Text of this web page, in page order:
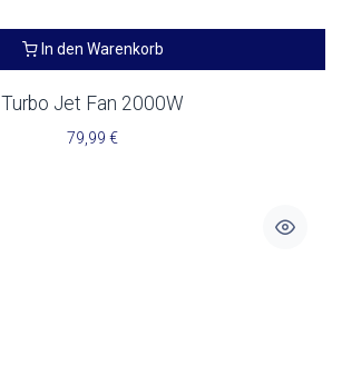
In den Warenkorb
Turbo Jet Fan 2000W
79,99 €